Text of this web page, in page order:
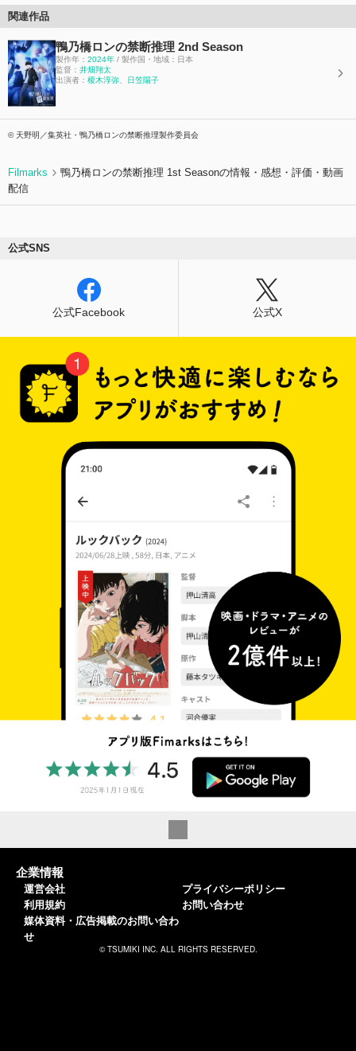
関連作品
鴨乃橋ロンの禁断推理 2nd Season
製作年： 2024年 / 製作国・地域：日本
監督： 井畑翔太
出演者： 榎木淳弥、 日笠陽子
© 天野明／集英社・鴨乃橋ロンの禁断推理製作委員会
Filmarks
鴨乃橋ロンの禁断推理 1st Seasonの情報・感想・評価・動画
配信
公式SNS
公式Facebook 公式X
企業情報
運営会社
利用規約
媒体資料・広告掲載のお問い合わ
せ
プライバシーポリシー
お問い合わせ
© TSUMIKI INC. ALL RIGHTS RESERVED.